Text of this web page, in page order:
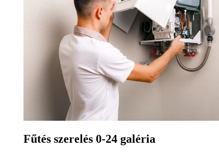
Fűtés szerelés 0-24 galéria